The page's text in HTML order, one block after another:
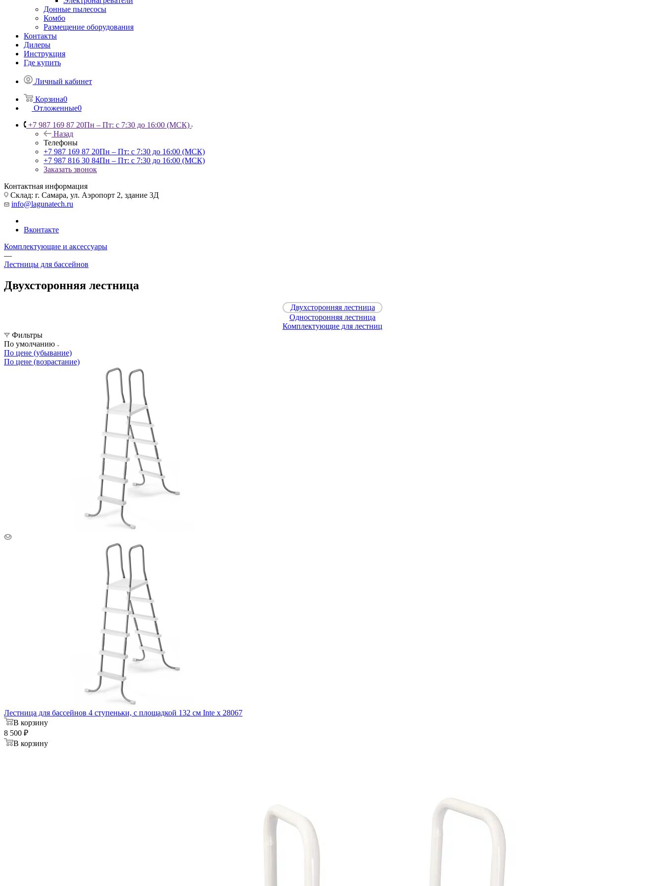
Донные пылесосы
Комбо
Размещение оборудования
Контакты
Дилеры
Инструкция
Где купить
Личный кабинет
Корзина0
Отложенные0
+7 987 169 87 20Пн – Пт: с 7:30 до 16:00 (МСК)
Назад
Телефоны
+7 987 169 87 20Пн – Пт: с 7:30 до 16:00 (МСК)
+7 987 816 30 84Пн – Пт: с 7:30 до 16:00 (МСК)
Заказать звонок
Контактная информация
Склад: г. Самара, ул. Аэропорт 2, здание 3Д
info@lagunatech.ru
Вконтакте
Комплектующие и аксессуары
—
Лестницы для бассейнов
Двухсторонняя лестница
Двухсторонняя лестница
Односторонняя лестница
Комплектующие для лестниц
Фильтры
По умолчанию
По цене (убывание)
По цене (возрастание)
Лестница для бассейнов 4 ступеньки, с площадкой 132 см Inte x 28067
В корзину
8 500 ₽
В корзину